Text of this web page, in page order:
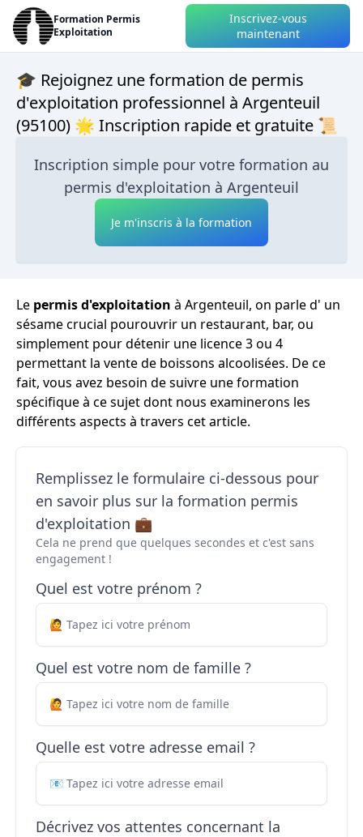
Formation Permis
Exploitation
Inscrivez-vous
maintenant
🎓 Rejoignez une formation de permis
d'exploitation professionnel à Argenteuil
(95100) 🌟 Inscription rapide et gratuite 📜
Inscription simple pour votre formation au
permis d'exploitation à Argenteuil
Je m'inscris à la formation
Le permis d'exploitation à Argenteuil, on parle d' un
sésame crucial pourouvrir un restaurant, bar, ou
simplement pour détenir une licence 3 ou 4
permettant la vente de boissons alcoolisées. De ce
fait, vous avez besoin de suivre une formation
spécifique à ce sujet dont nous examinerons les
différents aspects à travers cet article.
Remplissez le formulaire ci-dessous pour
en savoir plus sur la formation permis
d'exploitation 💼
Cela ne prend que quelques secondes et c'est sans
engagement !
Quel est votre prénom ?
Quel est votre nom de famille ?
Quelle est votre adresse email ?
Décrivez vos attentes concernant la